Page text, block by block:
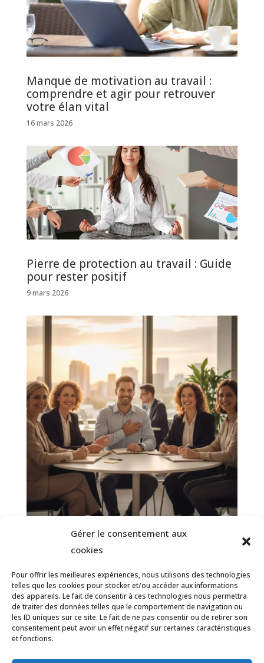
Gérer le consentement aux
cookies
Pour offrir les meilleures expériences, nous utilisons des technologies
telles que les cookies pour stocker et/ou accéder aux informations
des appareils. Le fait de consentir à ces technologies nous permettra
de traiter des données telles que le comportement de navigation ou
les ID uniques sur ce site. Le fait de ne pas consentir ou de retirer son
consentement peut avoir un effet négatif sur certaines caractéristiques
et fonctions.
Manque de motivation au travail :
comprendre et agir pour retrouver
votre élan vital
16 mars 2026
Pierre de protection au travail : Guide
pour rester positif
9 mars 2026
Reconnaissance au travail : Redonner
2 mars 2026